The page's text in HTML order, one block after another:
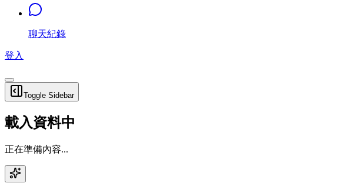
聊天紀錄
登入
Toggle Sidebar
載入資料中
正在準備內容...